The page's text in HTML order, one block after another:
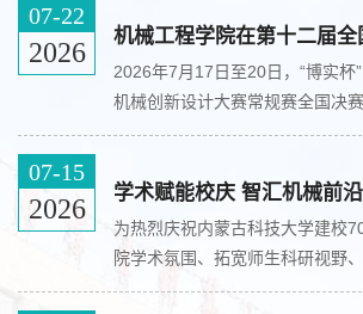
07-22
2026
机械工程学院在第十二届
​2026年7月17日至20日，“博实杯
机械创新设计大赛常规赛全国决
行。机械工程学院代表队的三件
芹智联-一体化清芹加工包装机”
并全部斩获国家级一等奖，实现
历史性突破。全国大学生机械创
07-15
2026
学术赋能校庆 智汇机械前
为热烈庆祝内蒙古科技大学建校
院学术氛围、拓宽师生科研视野
培养高质量发展，2026年7月11